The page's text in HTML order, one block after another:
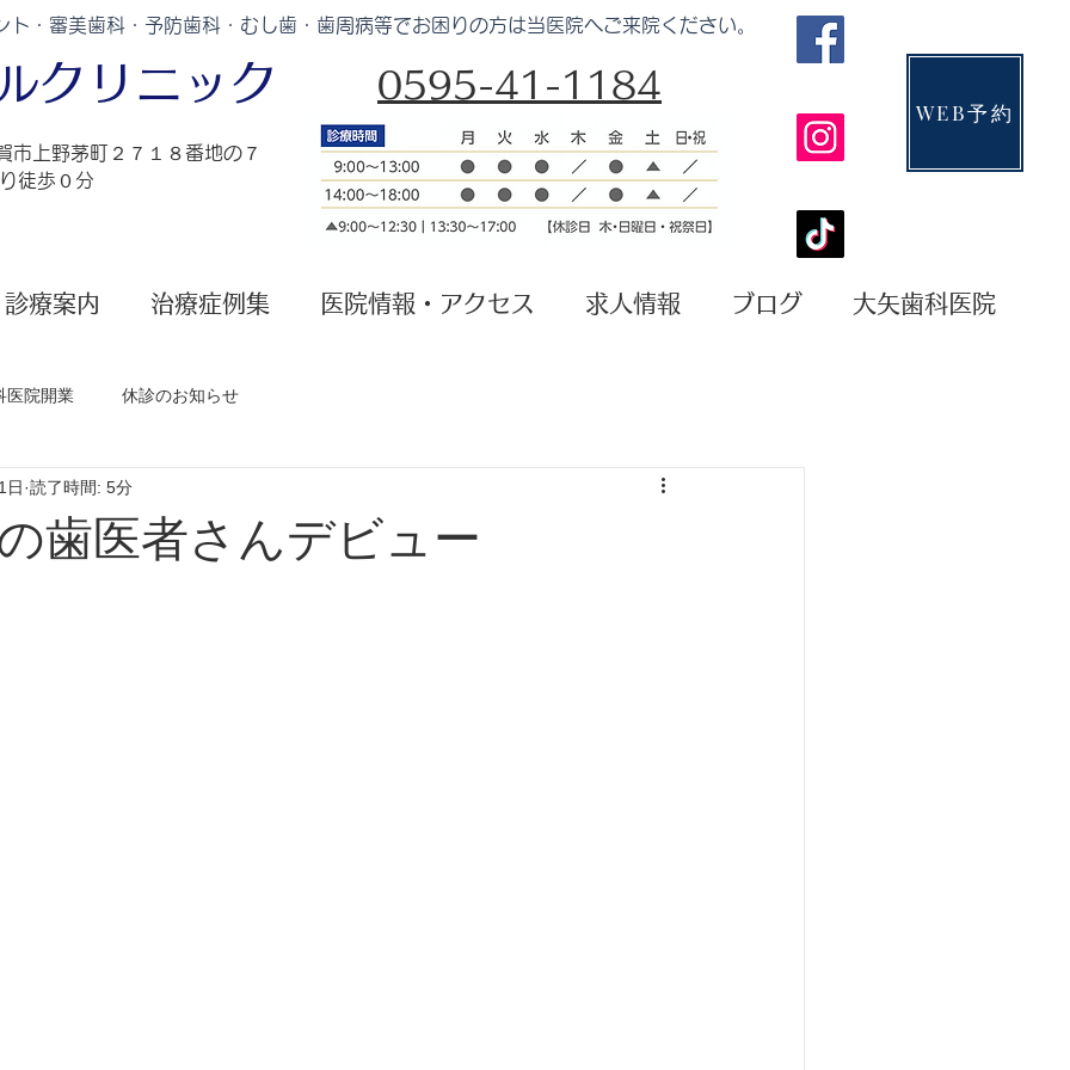
・審美歯科・予防歯科・むし歯・歯周病等でお困りの方は当医院へご来院ください。
クリニック
上野茅町２７１８番地の７
徒歩０分
0595-41-1184​​
WEB予約
診療案内 治療症例集 医院情報・アクセス 求人情報 ブログ 大矢歯科医院
医院開業 休診のお知らせ
歯医者さんデビュー
日 読了時間: 5分